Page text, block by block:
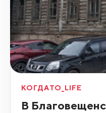
КОГДАТО_LIFE
В